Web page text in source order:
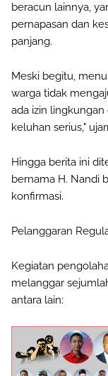
beracun lainnya,
pernapasan dan
panjang.
Meski begitu,
warga tidak
ada izin
keluhan serius,"
Hingga berita ini
bernama H. Nandi
konfirmasi.
Pelanggaran
Kegiatan
melanggar
antara lain: